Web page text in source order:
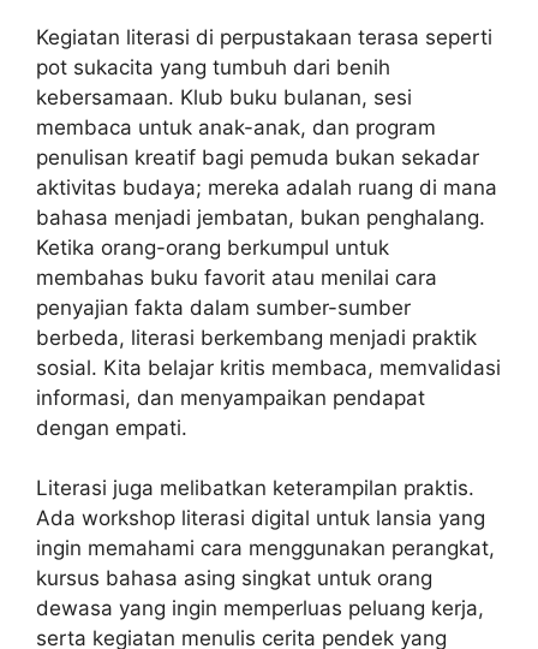
Kegiatan literasi di perpustakaan terasa seperti
pot sukacita yang tumbuh dari benih
kebersamaan. Klub buku bulanan, sesi
membaca untuk anak-anak, dan program
penulisan kreatif bagi pemuda bukan sekadar
aktivitas budaya; mereka adalah ruang di mana
bahasa menjadi jembatan, bukan penghalang.
Ketika orang-orang berkumpul untuk
membahas buku favorit atau menilai cara
penyajian fakta dalam sumber-sumber
berbeda, literasi berkembang menjadi praktik
sosial. Kita belajar kritis membaca, memvalidasi
informasi, dan menyampaikan pendapat
dengan empati.
Literasi juga melibatkan keterampilan praktis.
Ada workshop literasi digital untuk lansia yang
ingin memahami cara menggunakan perangkat,
kursus bahasa asing singkat untuk orang
dewasa yang ingin memperluas peluang kerja,
serta kegiatan menulis cerita pendek yang